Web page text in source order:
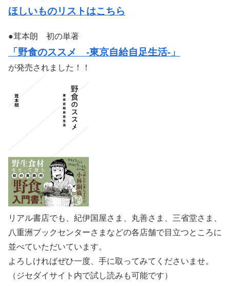
ほしいものリストはこちら
●茸本朗 初の単著
「野食のススメ -東京自給自足生活-」
が発売されました！！
リアル書店でも、紀伊国屋さま、丸善さま、三省堂さま、
八重洲ブックセンターさまなどの各店舗で目立つところに
並べていただいています。
よろしければぜひ一度、手に取ってみてくださいませ。
（ジセダイサイト内で試し読みも可能です）